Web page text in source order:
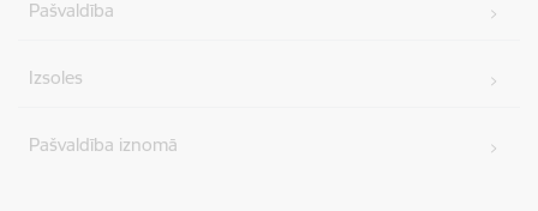
Pašvaldība
Izsoles
Pašvaldība iznomā